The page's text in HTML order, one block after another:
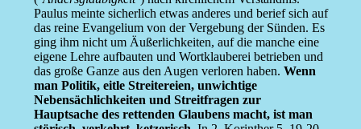
Paulus meinte sicherlich etwas anderes und berief sich auf
das reine Evangelium von der Vergebung der Sünden. Es
ging ihm nicht um Äußerlichkeiten, auf die manche eine
eigene Lehre aufbauten und Wortklauberei betrieben und
das große Ganze aus den Augen verloren haben. Wenn
man Politik, eitle Streitereien, unwichtige
Nebensächlichkeiten und Streitfragen zur
Hauptsache des rettenden Glaubens macht, ist man